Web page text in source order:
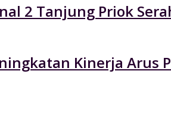
2 Tanjung Priok
Kinerja Arus